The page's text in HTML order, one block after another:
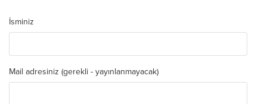
İsminiz
Mail adresiniz (gerekli - yayınlanmayacak)